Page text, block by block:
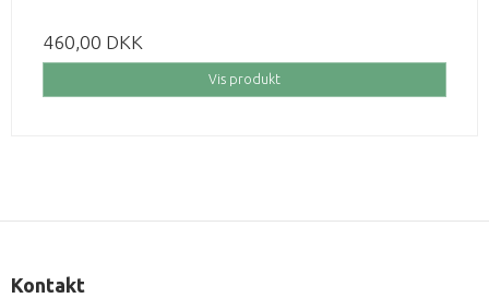
460,00 DKK
Vis produkt
Kontakt